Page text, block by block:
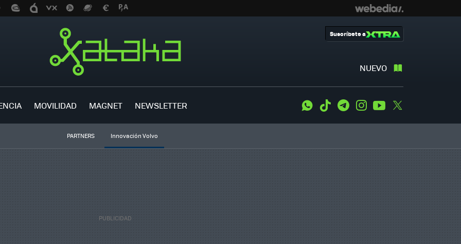
NUEVO
Suscríbete a
MOVILIDAD MAGNET NEWSLETTER WhatsApp
Tiktok TelegramInstagramYoutube
PARTNERS Innovación Volvo